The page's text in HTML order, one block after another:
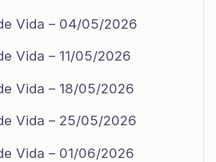
Vida – 04/05/2026
Vida – 11/05/2026
Vida – 18/05/2026
Vida – 25/05/2026
Vida – 01/06/2026